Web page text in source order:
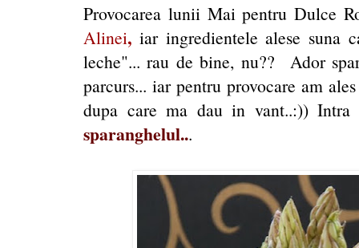
Provocarea lunii Mai pentru Dulce
Alinei, iar ingredientele alese suna
leche"... rau de bine, nu?? Ador
parcurs... iar pentru provocare am
dupa care ma dau in vant..:))
sparanghelul...